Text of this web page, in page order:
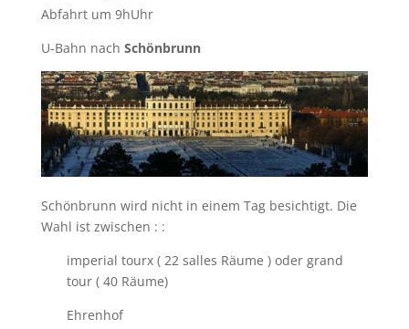
Abfahrt um 9hUhr
U-Bahn nach Schönbrunn
Schönbrunn wird nicht in einem Tag besichtigt. Die
Wahl ist zwischen : :
imperial tourx ( 22 salles Räume ) oder grand
tour ( 40 Räume)
Ehrenhof